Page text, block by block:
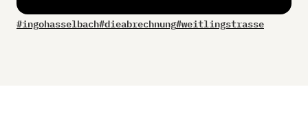
#ingohasselbach#dieabrechnung#weitlingstrasse